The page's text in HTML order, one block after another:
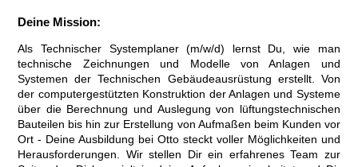
Deine Mission:
Als Technischer Systemplaner (m/w/d) lernst Du, wie man
technische Zeichnungen und Modelle von Anlagen und
Systemen der Technischen Gebäudeausrüstung erstellt. Von
der computergestützten Konstruktion der Anlagen und Systeme
über die Berechnung und Auslegung von lüftungstechnischen
Bauteilen bis hin zur Erstellung von Aufmaßen beim Kunden vor
Ort - Deine Ausbildung bei Otto steckt voller Möglichkeiten und
Herausforderungen. Wir stellen Dir ein erfahrenes Team zur